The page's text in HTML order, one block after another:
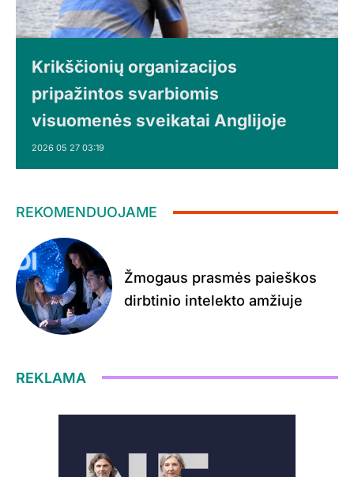
Krikščionių organizacijos
pripažintos svarbiomis
visuomenės sveikatai Anglijoje
2026 05 27 03:19
REKOMENDUOJAME
Žmogaus prasmės paieškos
dirbtinio intelekto amžiuje
REKLAMA